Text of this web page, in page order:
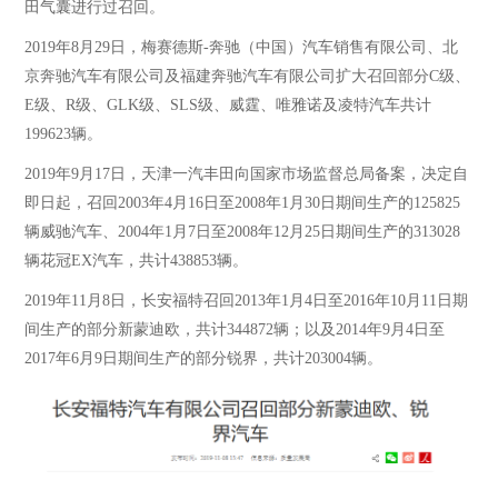
田气囊进行过召回。
2019年8月29日，梅赛德斯-奔驰（中国）汽车销售有限公司、北
京奔驰汽车有限公司及福建奔驰汽车有限公司扩大召回部分C级、
E级、R级、GLK级、SLS级、威霆、唯雅诺及凌特汽车共计
199623辆。
2019年9月17日，天津一汽丰田向国家市场监督总局备案，决定自
即日起，召回2003年4月16日至2008年1月30日期间生产的125825
辆威驰汽车、2004年1月7日至2008年12月25日期间生产的313028
辆花冠EX汽车，共计438853辆。
2019年11月8日，长安福特召回2013年1月4日至2016年10月11日期
间生产的部分新蒙迪欧，共计344872辆；以及2014年9月4日至
2017年6月9日期间生产的部分锐界，共计203004辆。